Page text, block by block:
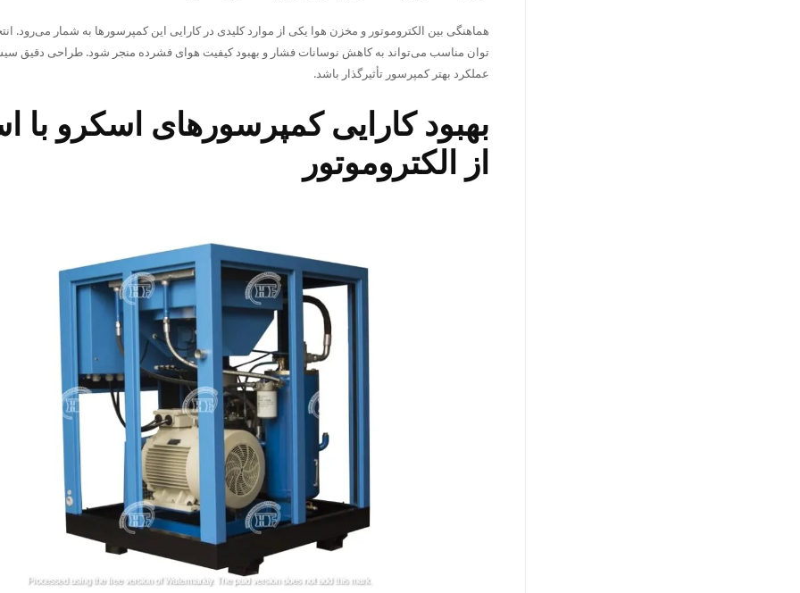
هماهنگی بین الکتروموتور و مخزن هوا یکی از موارد کلیدی در کارایی این کمپرسورها به شمار می‌رود.
توان مناسب می‌تواند به کاهش نوسانات فشار و بهبود کیفیت هوای فشرده منجر شود. طراحی دقیق
عملکرد بهتر کمپرسور تأثیرگذار باشد.
بهبود کارایی کمپرسورهای اسکرو با
از الکتروموتور